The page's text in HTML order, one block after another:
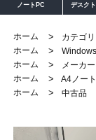
ノートPC デスク
ホーム > カテゴ
ホーム
>
ホーム
> メーカー
ホーム
> A4ノー
ホーム
> 中古品